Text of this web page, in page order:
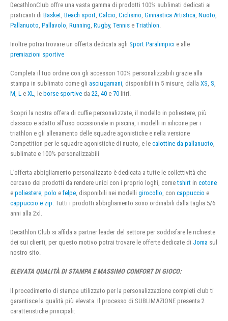
DecathlonClub offre una vasta gamma di prodotti 100% sublimati dedicati ai
praticanti di Basket Beach sport Calcio Ciclismo Ginnastica Artistica Nuoto
Pallanuoto Pallavolo Running Rugby, Tennis e Triathlon
Inoltre potrai trovare un offerta dedicata agli Sport Paralimpici e alle
premiazioni sportive
Completa il tuo ordine con gli accessori 100% personalizzabili grazie alla
stampa in sublimato come gli asciugamani, disponibili in 5 misure, dalla XS, S,
M, L e XL, le borse sportive da 22, 40 e 70 litri.
Scopri la nostra offera di cuffie personalizzate, il modello in poliestere, più
classico e adatto all’uso occasionale in piscina, i modelli in silicone per i
triathlon e gli allenamento delle squadre agonistiche e nella versione
Competition per le squadre agonistiche di nuoto, e le calottine da pallanuoto
sublimate e 100% personalizzabili
L’offerta abbigliamento personalizzato è dedicata a tutte le collettività che
cercano dei prodotti da rendere unici con i proprio loghi, cometshirt in cotone
e poliestere polo e felpe , disponibili nei modelli girocollo , con cappuccio e
cappuccio e zip . Tutti i prodotti abbigliamento sono ordinabili dalla taglia 5/6
anni alla 2xl.
Decathlon Club si affida a partner leader del settore per soddisfare le richieste
dei sui clienti, per questo motivo potrai trovare le offerte dedicate di Joma sul
nostro sito.
ELEVATA QUALITÀ DI STAMPA E MASSIMO COMFORT DI GIOCO:
Il procedimento di stampa utilizzato per la personalizzazione completi club ti
garantisce la qualità più elevata. Il processo di SUBLIMAZIONE presenta 2
caratteristiche principali: